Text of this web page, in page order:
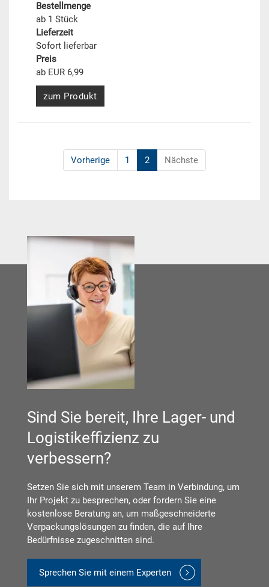
Bestellmenge
ab 1 Stück
Lieferzeit
Sofort lieferbar
Preis
ab EUR 6,99
zum Produkt
Vorherige 1 2 Nächste
Sind Sie bereit, Ihre Lager- und
Logistikeffizienz zu
verbessern?
Setzen Sie sich mit unserem Team in Verbindung, um
Ihr Projekt zu besprechen, oder fordern Sie eine
kostenlose Beratung an, um maßgeschneiderte
Verpackungslösungen zu finden, die auf Ihre
Bedürfnisse zugeschnitten sind.
Sprechen Sie mit einem Experten